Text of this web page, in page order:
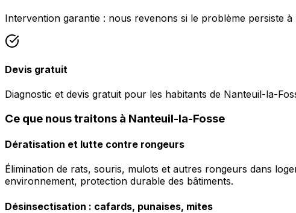
Intervention garantie : nous revenons si le problème persiste à
Devis gratuit
Diagnostic et devis gratuit pour les habitants de Nanteuil-la-
Ce que nous traitons à Nanteuil-la-Fosse
Dératisation et lutte contre rongeurs
Élimination de rats, souris, mulots et autres rongeurs dans
environnement, protection durable des bâtiments.
Désinsectisation : cafards, punaises, mites